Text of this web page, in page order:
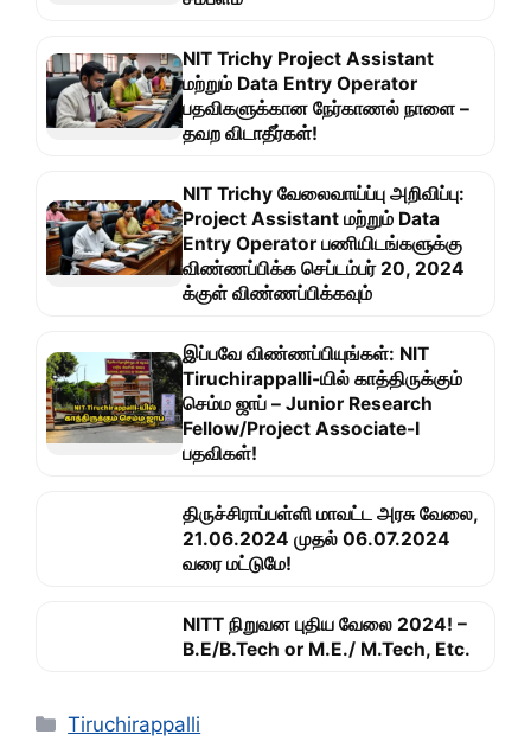
NIT Trichy Project Assistant
மற்றும் Data Entry Operator
பதவிகளுக்கான நேர்காணல் நாளை –
தவற விடாதீர்கள்!
NIT Trichy வேலைவாய்ப்பு அறிவிப்பு:
Project Assistant மற்றும் Data
Entry Operator பணியிடங்களுக்கு
விண்ணப்பிக்க செப்டம்பர் 20, 2024
க்குள் விண்ணப்பிக்கவும்
இப்பவே விண்ணப்பியுங்கள்: NIT
Tiruchirappalli-யில் காத்திருக்கும்
செம்ம ஜாப் – Junior Research
Fellow/Project Associate-I
பதவிகள்!
திருச்சிராப்பள்ளி மாவட்ட அரசு வேலை,
21.06.2024 முதல் 06.07.2024
வரை மட்டுமே!
NITT நிறுவன புதிய வேலை 2024! –
B.E/B.Tech or M.E./ M.Tech, Etc.
Categories
Tiruchirappalli